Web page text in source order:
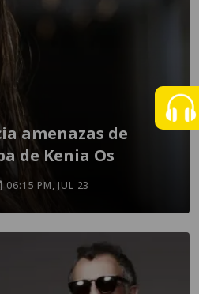
amenazas de
de Kenia Os
06:15 PM, JUL 23